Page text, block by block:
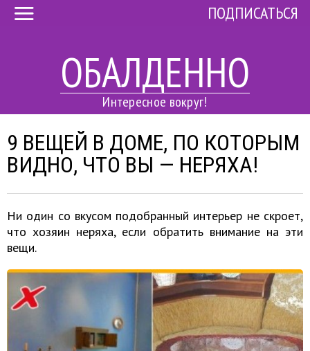
ОБАЛДЕННО
Интересное вокруг!
ПОДПИСАТЬСЯ
9 ВЕЩЕЙ В ДОМЕ, ПО КОТОРЫМ
ВИДНО, ЧТО ВЫ — НЕРЯХА!
Ни один со вкусом подобранный интерьер не скроет,
что хозяин неряха, если обратить внимание на эти
вещи.